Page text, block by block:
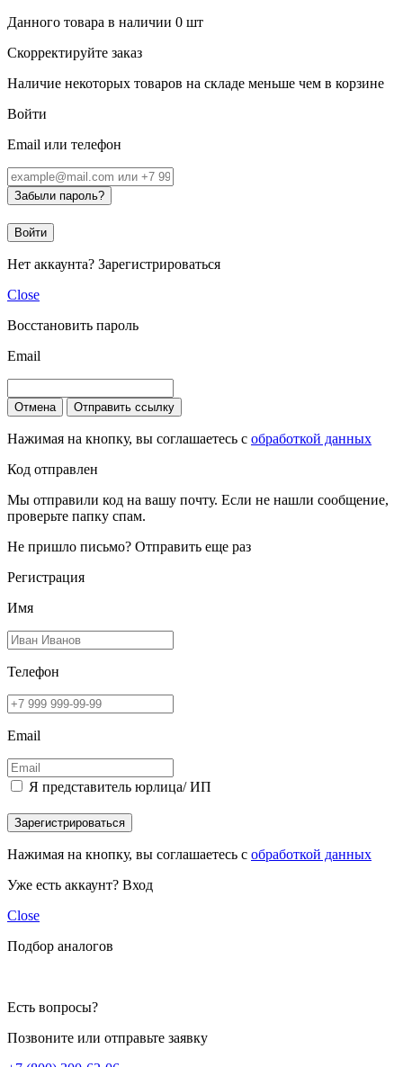
Данного товара в наличии 0 шт
Скорректируйте заказ
Наличие некоторых товаров на складе меньше чем в корзине
Войти
Email или телефон
Забыли пароль?
Войти
Нет аккаунта? Зарегистрироваться
Close
Восстановить пароль
Email
Отмена Отправить ссылку
Нажимая на кнопку, вы соглашаетесь с обработкой данных
Код отправлен
Мы отправили код на вашу почту. Если не нашли сообщение,
проверьте папку спам.
Не пришло письмо? Отправить еще раз
Регистрация
Имя
Телефон
Email
Я представитель юрлица/ ИП
Зарегистрироваться
Нажимая на кнопку, вы соглашаетесь с обработкой данных
Уже есть аккаунт? Вход
Close
Подбор аналогов
Есть вопросы?
Позвоните или отправьте заявку